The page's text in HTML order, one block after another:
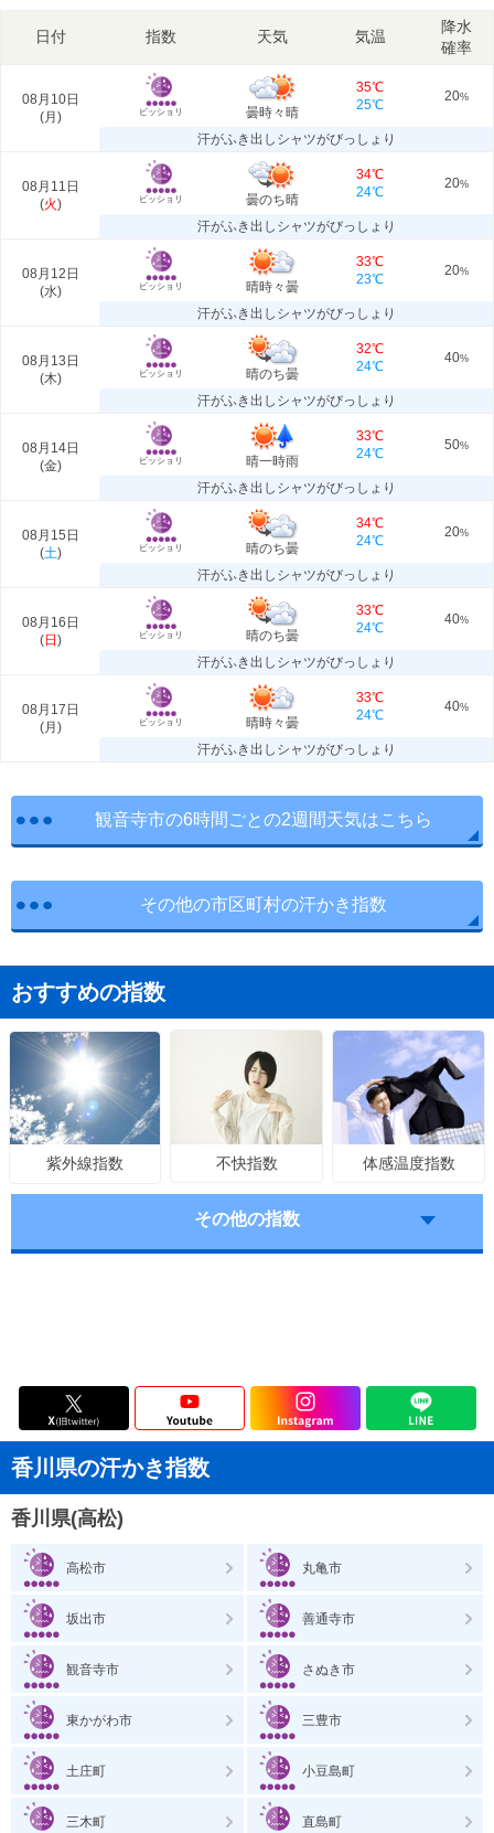
日付 指数 天気 気温
降水
確率
08月10日
(月 ) ビッショリ 曇時々晴
35℃
25℃
20%
汗がふき出しシャツがびっしょり
08月11日
(火) ビッショリ 曇のち晴
34℃
24℃
20%
汗がふき出しシャツがびっしょり
08月12日
(水) ビッショリ 晴時々曇
33℃
23℃
20%
汗がふき出しシャツがびっしょり
08月13日
(木) ビッショリ 晴のち曇
32℃
24℃
40%
汗がふき出しシャツがびっしょり
08月14日
(金) ビッショリ 晴一時雨
33℃
24℃
50%
汗がふき出しシャツがびっしょり
08月15日
(土) ビッショリ 晴のち曇
34℃
24℃
20%
汗がふき出しシャツがびっしょり
08月16日
(日 ) ビッショリ 晴のち曇
33℃
24℃
40%
汗がふき出しシャツがびっしょり
08月17日
(月 ) ビッショリ 晴時々曇
33℃
24℃
40%
汗がふき出しシャツがびっしょり
観音寺市の6時間ごとの2週間天気はこちら
その他の市区町村の汗かき指数
おすすめの指数
紫外線指数 不快指数 体感温度指数
その他の指数
香川県の汗かき指数
香川県(高松)
高松市 丸亀市
坂出市 善通寺市
観音寺市 さぬき市
東かがわ市 三豊市
土庄町 小豆島町
三木町 直島町